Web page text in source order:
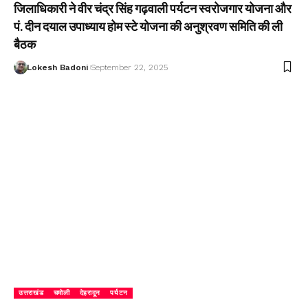
जिलाधिकारी ने वीर चंद्र सिंह गढ़वाली पर्यटन स्वरोजगार योजना और
पं. दीन दयाल उपाध्याय होम स्टे योजना की अनुश्रवण समिति की ली
बैठक
Lokesh Badoni September 22, 2025
उत्तराखंड चमोली देहरादून पर्यटन